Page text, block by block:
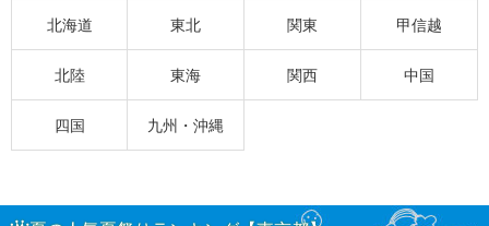
北海道 東北 関東 甲信越
北陸 東海 関西 中国
四国 九州・沖縄